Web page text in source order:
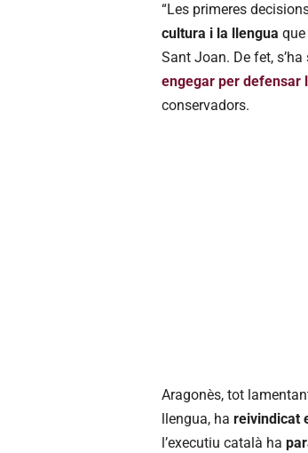
“Les primeres
cultura i la llengua
Sant Joan. De fet,
engegar per defensar
conservadors.
Aragonès, tot
llengua, ha reivindicat
l’executiu català ha